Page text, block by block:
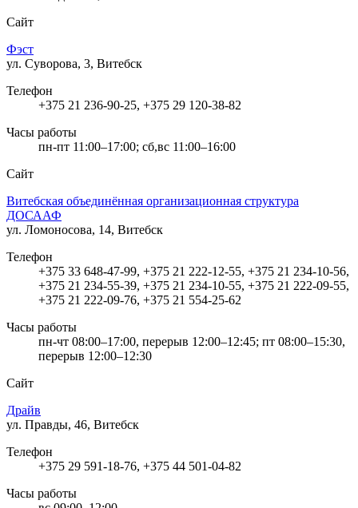
Сайт
Фэст
ул. Суворова, 3, Витебск
Телефон
+375 21 236-90-25, +375 29 120-38-82
Часы работы
пн-пт 11:00–17:00; сб,вс 11:00–16:00
Сайт
Витебская объединённая организационная структура
ДОСААФ
ул. Ломоносова, 14, Витебск
Телефон
+375 33 648-47-99, +375 21 222-12-55, +375 21 234-10-56,
+375 21 234-55-39, +375 21 234-10-55, +375 21 222-09-55,
+375 21 222-09-76, +375 21 554-25-62
Часы работы
пн-чт 08:00–17:00, перерыв 12:00–12:45; пт 08:00–15:30,
перерыв 12:00–12:30
Сайт
Драйв
ул. Правды, 46, Витебск
Телефон
+375 29 591-18-76, +375 44 501-04-82
Часы работы